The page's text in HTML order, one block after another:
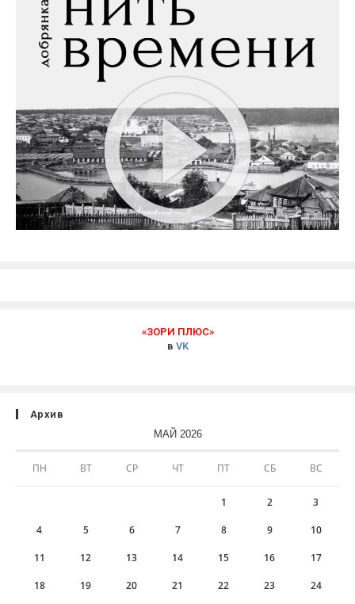
«ЗОРИ ПЛЮС»
в VK
Архив
МАЙ 2026
ПН ВТ СР ЧТ ПТ СБ ВС
1 2 3
4 5 6 7 8 9 10
11 12 13 14 15 16 17
18 19 20 21 22 23 24